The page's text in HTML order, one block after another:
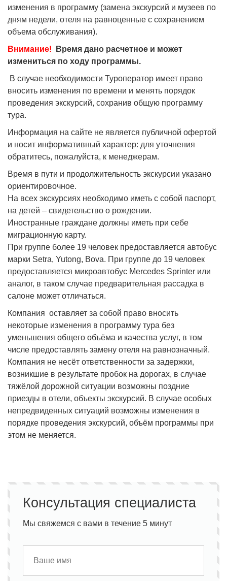
изменения в программу (замена экскурсий и музеев по
дням недели, отеля на равноценные с сохранением
объема обслуживания).
Внимание!
Время дано расчетное и может
измениться по ходу программы.
В случае необходимости Туроператор имеет право
вносить изменения по времени и менять порядок
проведения экскурсий, сохранив общую программу
тура.
Информация на сайте не является публичной офертой
и носит информативный характер: для уточнения
обратитесь, пожалуйста, к менеджерам.
Время в пути и продолжительность экскурсии указано
ориентировочное.
На всех экскурсиях необходимо иметь с собой паспорт,
на детей – свидетельство о рождении.
Иностранные граждане должны иметь при себе
миграционную карту.
При группе более 19 человек предоставляется автобус
марки Setra, Yutong, Bova. При группе до 19 человек
предоставляется микроавтобус Mercedes Sprinter или
аналог, в таком случае предварительная рассадка в
салоне может отличаться.
Компания оставляет за собой право вносить
некоторые изменения в программу тура без
уменьшения общего объёма и качества услуг, в том
числе предоставлять замену отеля на равнозначный.
Компания не несёт ответственности за задержки,
возникшие в результате пробок на дорогах, в случае
тяжёлой дорожной ситуации возможны поздние
приезды в отели, объекты экскурсий. В случае особых
непредвиденных ситуаций возможны изменения в
порядке проведения экскурсий, объём программы при
этом не меняется.
Консультация специалиста
Мы свяжемся с вами в течение 5 минут